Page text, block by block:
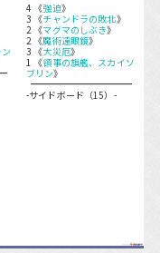
4 《強迫》
3 《チャンドラの敗北》
2 《マグマのしぶき》
2 《魔術遠眼鏡》
3 《大災厄》
1 《領事の旗艦、スカイソ
ブリン》
-サイドボード（15）-